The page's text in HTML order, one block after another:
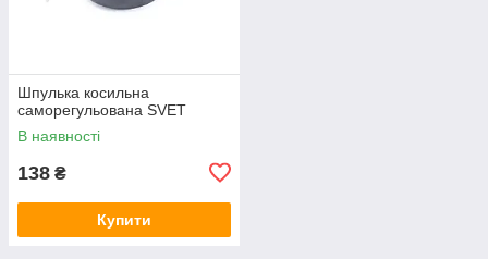
Шпулька косильна
саморегульована SVET
В наявності
138 ₴
Купити